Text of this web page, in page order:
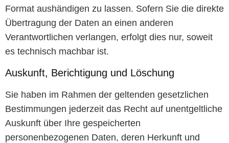
Format aushändigen zu lassen. Sofern Sie die direkte
Übertragung der Daten an einen anderen
Verantwortlichen verlangen, erfolgt dies nur, soweit
es technisch machbar ist.
Auskunft, Berichtigung und Löschung
Sie haben im Rahmen der geltenden gesetzlichen
Bestimmungen jederzeit das Recht auf unentgeltliche
Auskunft über Ihre gespeicherten
personenbezogenen Daten, deren Herkunft und